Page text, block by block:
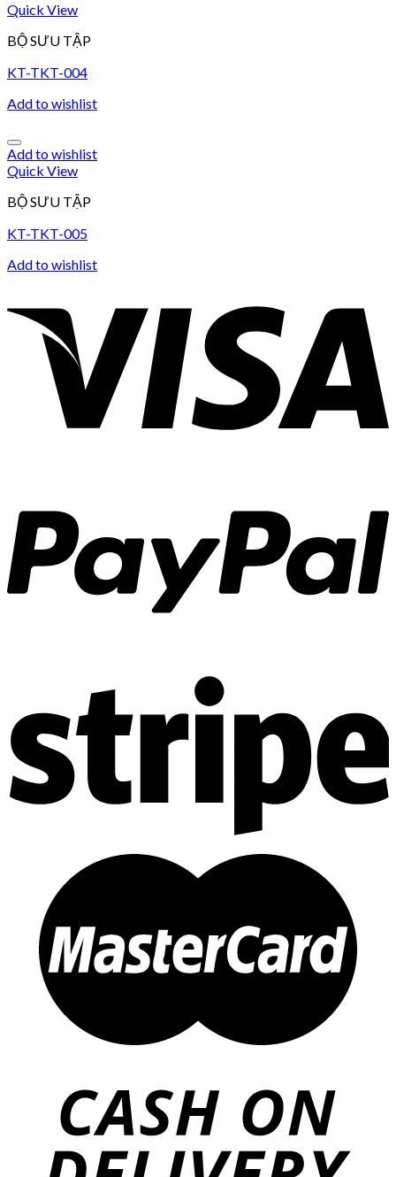
Quick View
BỘ SƯU TẬP
KT-TKT-004
Add to wishlist
Add to wishlist
Quick View
BỘ SƯU TẬP
KT-TKT-005
Add to wishlist